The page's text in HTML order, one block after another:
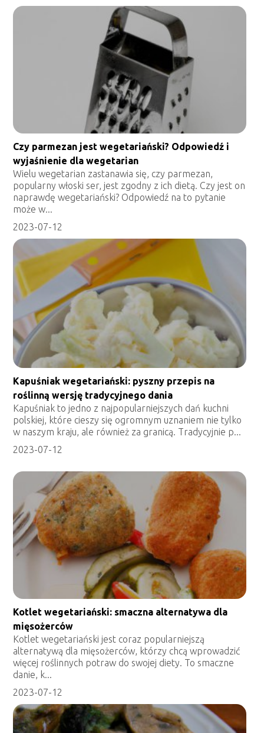
Czy parmezan jest wegetariański? Odpowiedź i
wyjaśnienie dla wegetarian
Wielu wegetarian zastanawia się, czy parmezan,
popularny włoski ser, jest zgodny z ich dietą. Czy jest on
naprawdę wegetariański? Odpowiedź na to pytanie
może w...
2023-07-12
Kapuśniak wegetariański: pyszny przepis na
roślinną wersję tradycyjnego dania
Kapuśniak to jedno z najpopularniejszych dań kuchni
polskiej, które cieszy się ogromnym uznaniem nie tylko
w naszym kraju, ale również za granicą. Tradycyjnie p...
2023-07-12
Kotlet wegetariański: smaczna alternatywa dla
mięsożerców
Kotlet wegetariański jest coraz popularniejszą
alternatywą dla mięsożerców, którzy chcą wprowadzić
więcej roślinnych potraw do swojej diety. To smaczne
danie, k...
2023-07-12